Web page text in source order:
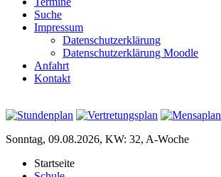
Suche
Impressum
Datenschutzerklärung
Datenschutzerklärung Moodle
Anfahrt
Kontakt
Sonntag, 09.08.2026, KW: 32, A-Woche
Startseite